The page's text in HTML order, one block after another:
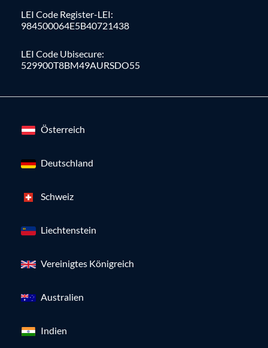
LEI Code Register-LEI:
984500064E5B40721438
LEI Code Ubisecure:
529900T8BM49AURSDO55
Österreich
Deutschland
Schweiz
Liechtenstein
Vereinigtes Königreich
Australien
Indien